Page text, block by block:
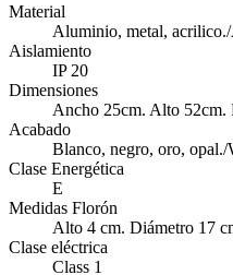
Material
Aluminio, metal,
Aislamiento
IP 20
Dimensiones
Ancho 25cm. Alto 52cm.
Acabado
Blanco, negro, oro, opal./
Clase Energética
E
Medidas Florón
Alto 4 cm. Diámetro 17
Clase eléctrica
Class 1